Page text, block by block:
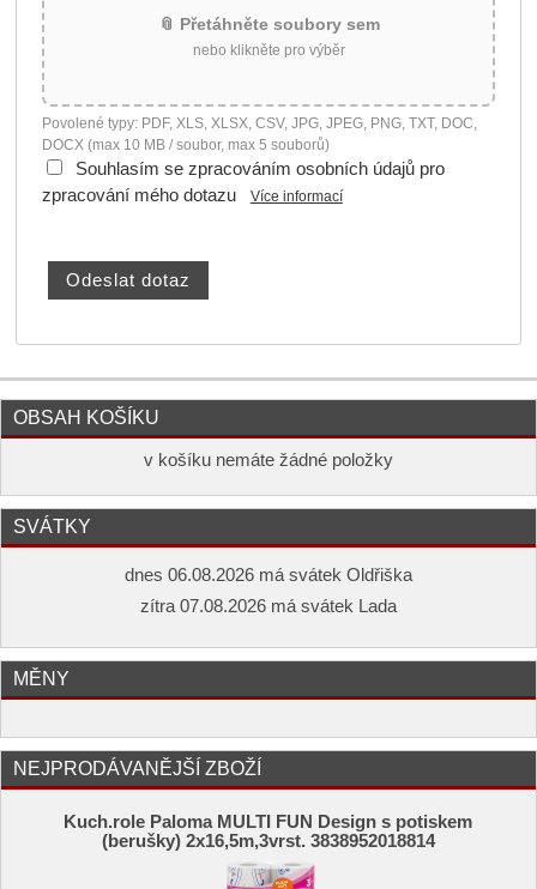
📎 Přetáhněte soubory sem
nebo klikněte pro výběr
Povolené typy: PDF, XLS, XLSX, CSV, JPG, JPEG, PNG, TXT, DOC,
DOCX (max 10 MB / soubor, max 5 souborů)
Souhlasím se zpracováním osobních údajů pro
zpracování mého dotazu
Více informací
OBSAH KOŠÍKU
v košíku nemáte žádné položky
SVÁTKY
dnes 06.08.2026 má svátek Oldřiška
zítra 07.08.2026 má svátek Lada
MĚNY
NEJPRODÁVANĚJŠÍ ZBOŽÍ
Kuch.role Paloma MULTI FUN Design s potiskem
(berušky) 2x16,5m,3vrst. 3838952018814